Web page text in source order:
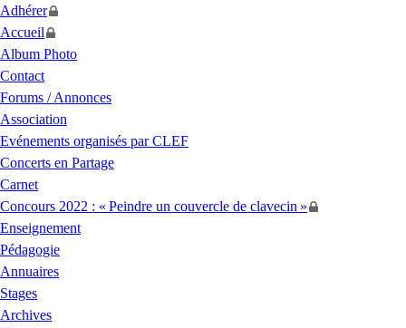
Adhérer
Accueil
Album Photo
Contact
Forums / Annonces
Association
Evénements organisés parCLEF
Concerts en Partage
Carnet
Concours 2022 : « Peindre un couvercle de clavecin »
Enseignement
Pédagogie
Annuaires
Stages
Archives